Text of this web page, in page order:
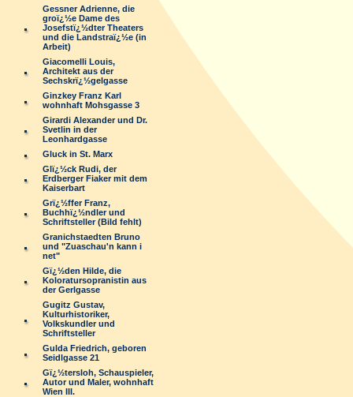
Gessner Adrienne, die
groï¿½e Dame des
Josefstï¿½dter Theaters
und die Landstraï¿½e (in
Arbeit)
Giacomelli Louis,
Architekt aus der
Sechskrï¿½gelgasse
Ginzkey Franz Karl
wohnhaft Mohsgasse 3
Girardi Alexander und Dr.
Svetlin in der
Leonhardgasse
Gluck in St. Marx
Glï¿½ck Rudi, der
Erdberger Fiaker mit dem
Kaiserbart
Grï¿½ffer Franz,
Buchhï¿½ndler und
Schriftsteller (Bild fehlt)
Granichstaedten Bruno
und "Zuaschau'n kann i
net"
Gï¿½den Hilde, die
Koloratursopranistin aus
der Gerlgasse
Gugitz Gustav,
Kulturhistoriker,
Volkskundler und
Schriftsteller
Gulda Friedrich, geboren
Seidlgasse 21
Gï¿½tersloh, Schauspieler,
Autor und Maler, wohnhaft
Wien III.